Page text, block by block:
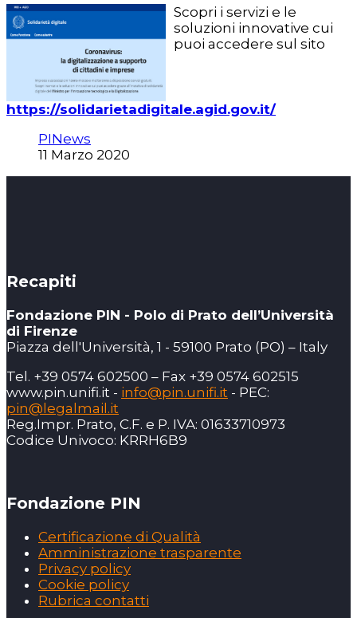
Scopri i servizi e le
soluzioni innovative cui
puoi accedere sul sito
https://solidarietadigitale.agid.gov.it/
PINews
11 Marzo 2020
Recapiti
Fondazione PIN - Polo di Prato dell’Università
di Firenze
Piazza dell'Università, 1 - 59100 Prato (PO) – Italy
Tel. +39 0574 602500 – Fax +39 0574 602515
www.pin.unifi.it - info@pin.unifi.it - PEC:
pin@legalmail.it
Reg.Impr. Prato, C.F. e P. IVA: 01633710973
Codice Univoco: KRRH6B9
Fondazione PIN
Certificazione di Qualità
Amministrazione trasparente
Privacy policy
Cookie policy
Rubrica contatti